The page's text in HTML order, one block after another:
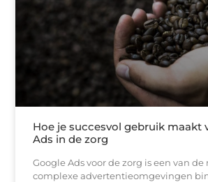
Hoe je succesvol gebruik maakt
Ads in de zorg
Google Ads voor de zorg is een van de
complexe advertentieomgevingen